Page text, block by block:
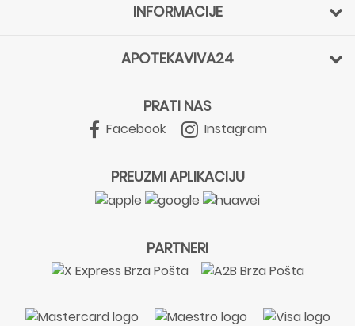
INFORMACIJE
APOTEKAVIVA24
PRATI NAS
Facebook Instagram
PREUZMI APLIKACIJU
PARTNERI